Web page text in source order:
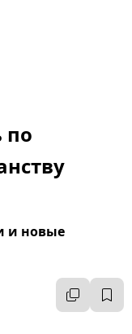
по
и новые